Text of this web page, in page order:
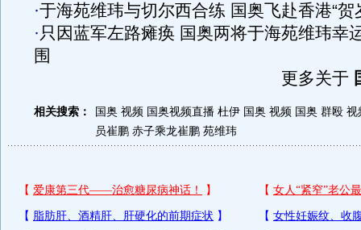
·于海苑维玮与切尔西合练 国奥飞赴香港“贺
·只因蓝军左路瘫痪 国奥两将于海苑维玮幸
围
更多关于
相关搜索： 国奥 视频 国奥视频直播 杜伊 国奥 视频 国奥 群殴 视
员崔鹏 赤子乘龙崔鹏 苑维玮